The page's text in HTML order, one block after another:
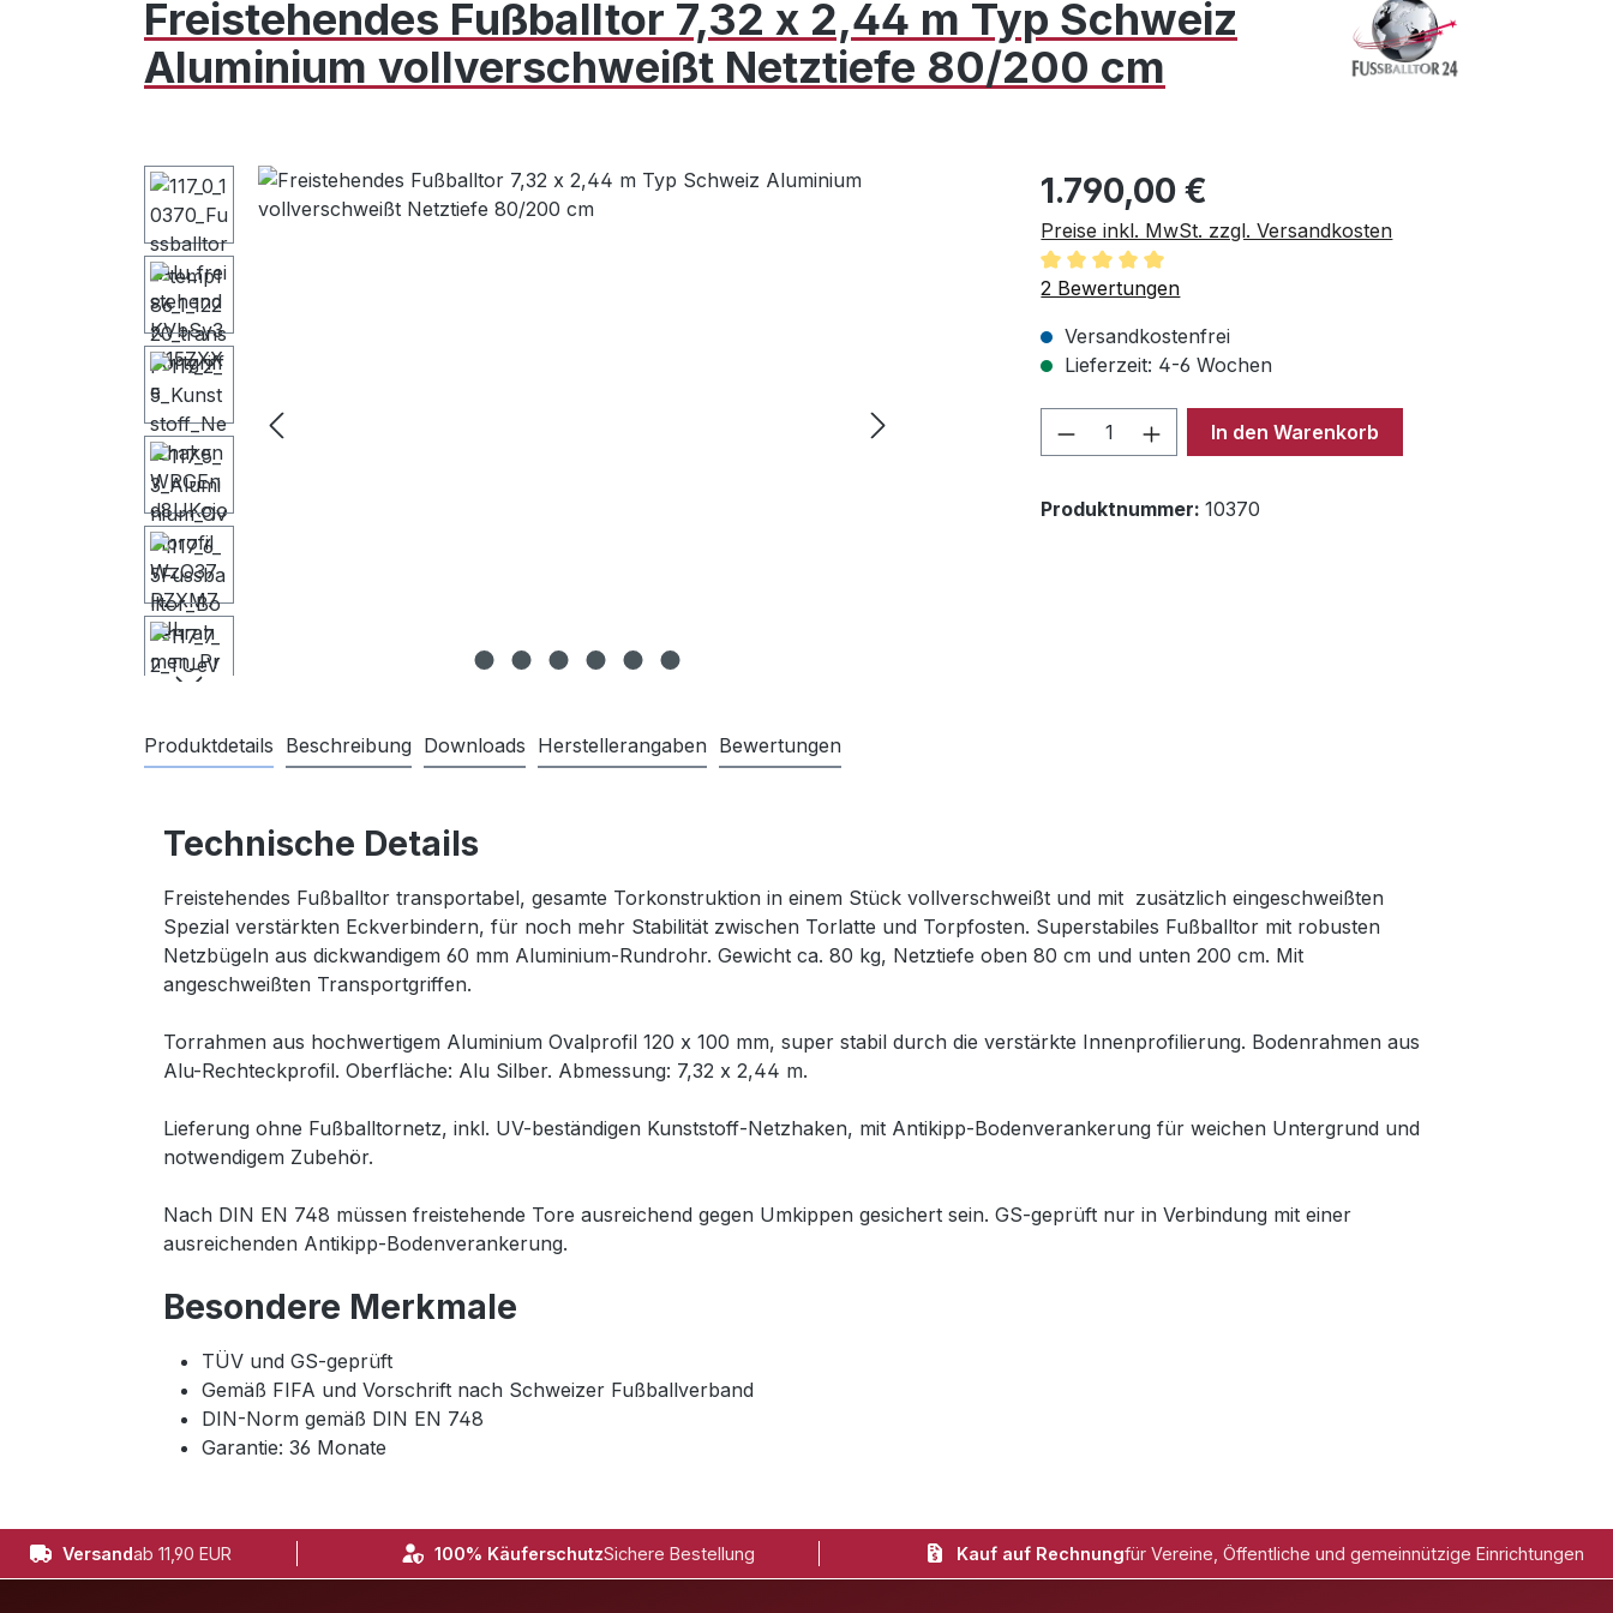
Freistehendes Fußballtor 7,32 x 2,44 m Typ Schweiz
Aluminium vollverschweißt Netztiefe 80/200 cm
Bildergalerie überspringen Regulärer Preis:
1.790,00 €
Preise inkl. MwSt. zzgl. Versandkosten
Durchschnittliche Bewertung von 5 von 5 Sternen
2 Bewertungen
Versandkostenfrei
Lieferzeit: 4-6 Wochen
Produkt Anzahl: Gib den gewünschten
In den Warenkorb
Produktnummer:10370
Produktdetails Beschreibung Downloads Herstellerangaben Bewertungen
Technische Details
Freistehendes Fußballtor transportabel, gesamte Torkonstruktion in einem Stück vollverschweißt und mit zusätzlich eingeschweißten
Spezial verstärkten Eckverbindern, für noch mehr Stabilität zwischen Torlatte und Torpfosten. Superstabiles Fußballtor mit robusten
Netzbügeln aus dickwandigem 60 mm Aluminium-Rundrohr. Gewicht ca. 80 kg, Netztiefe oben 80 cm und unten 200 cm. Mit
angeschweißten Transportgriffen.
Torrahmen aus hochwertigem Aluminium Ovalprofil 120 x 100 mm, super stabil durch die verstärkte Innenprofilierung. Bodenrahmen aus
Alu-Rechteckprofil. Oberfläche: Alu Silber. Abmessung: 7,32 x 2,44 m.
Lieferung ohne Fußballtornetz, inkl. UV-beständigen Kunststoff-Netzhaken, mit Antikipp-Bodenverankerung für weichen Untergrund und
notwendigem Zubehör.
Nach DIN EN 748 müssen freistehende Tore ausreichend gegen Umkippen gesichert sein. GS-geprüft nur in Verbindung mit einer
ausreichenden Antikipp-Bodenverankerung.
Besondere Merkmale
TÜV und GS-geprüft
Gemäß FIFA und Vorschrift nach Schweizer Fußballverband
DIN-Norm gemäß DIN EN 748
Garantie: 36 Monate
Versandab 11,90 EUR 100% KäuferschutzSichere Bestellung Kauf auf Rechnungfür Vereine, Öffentliche und gemeinnützige Einrichtungen